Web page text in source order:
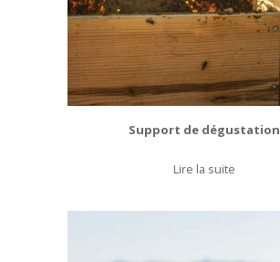
Support de dégustation
Lire la suite